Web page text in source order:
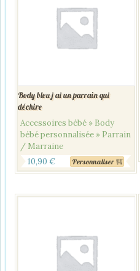
Body bleu j ai un parrain qui
déchire
Accessoires bébé » Body
bébé personnalisée » Parrain
/ Marraine
10,90 € Personnaliser